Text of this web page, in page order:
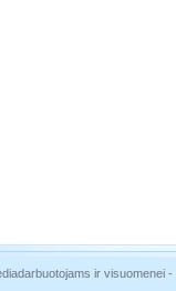
ir visuomenei